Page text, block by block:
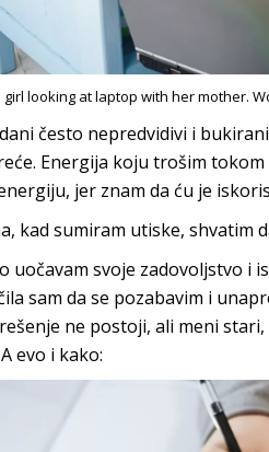
girl looking at laptop with her mother.
često nepredvidivi i
Energija koju trošim
jer znam da ću je
kad sumiram utiske, shvatim
uočavam svoje zadovoljstvo i
sam da se pozabavim i
ne postoji, ali meni
evo i kako: